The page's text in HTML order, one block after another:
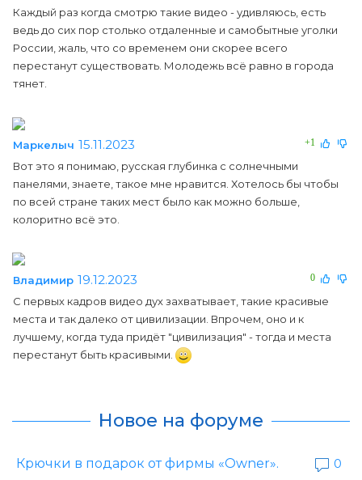
Каждый раз когда смотрю такие видео - удивляюсь, есть
ведь до сих пор столько отдаленные и самобытные уголки
России, жаль, что со временем они скорее всего
перестанут существовать. Молодежь всё равно в города
тянет.
+1
Маркелыч 15.11.2023
Вот это я понимаю, русская глубинка с солнечными
панелями, знаете, такое мне нравится. Хотелось бы чтобы
по всей стране таких мест было как можно больше,
колоритно всё это.
0
Владимир 19.12.2023
С первых кадров видео дух захватывает, такие красивые
места и так далеко от цивилизации. Впрочем, оно и к
лучшему, когда туда придёт "цивилизация" - тогда и места
перестанут быть красивыми.
Новое на форуме
Крючки в подарок от фирмы «Owner».
0